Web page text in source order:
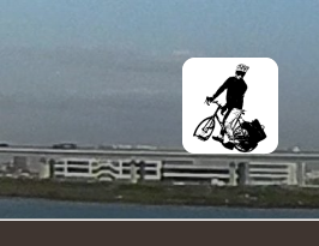
へ
ス
キ